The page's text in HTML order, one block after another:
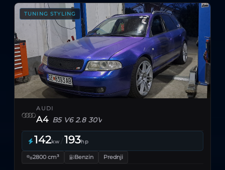
TUNING STYLING
AUDI
A4 B5 V6 2.8 30V
142kw /193hp
2800 cm³ Benzin Prednji